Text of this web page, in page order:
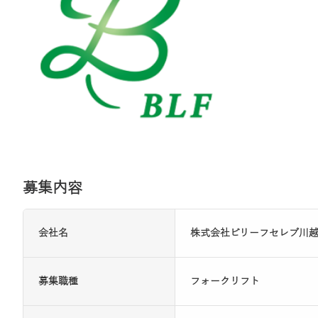
募集内容
会社名 株式会社ビリーフセレブ川越
募集職種 フォークリフト